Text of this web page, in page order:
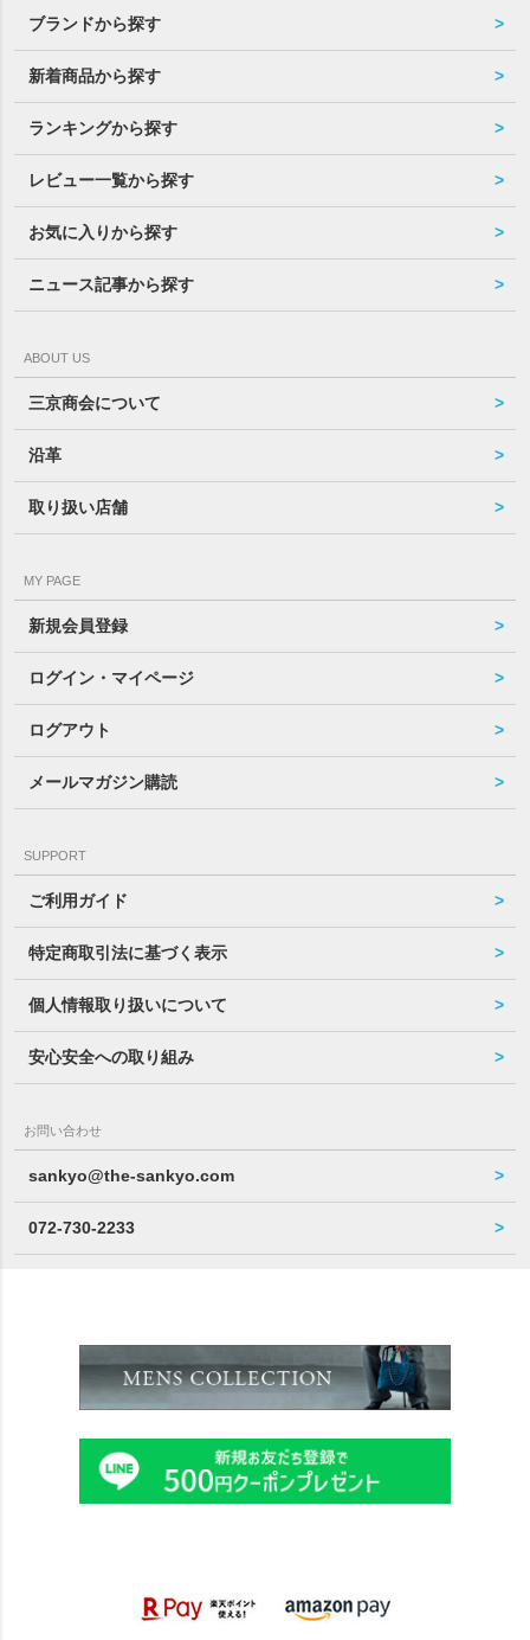
ブランドから探す
新着商品から探す
ランキングから探す
レビュー一覧から探す
お気に入りから探す
ニュース記事から探す
ABOUT US
三京商会について
沿革
取り扱い店舗
MY PAGE
新規会員登録
ログイン・マイページ
ログアウト
メールマガジン購読
SUPPORT
ご利用ガイド
特定商取引法に基づく表示
個人情報取り扱いについて
安心安全への取り組み
お問い合わせ
sankyo@the-sankyo.com
072-730-2233